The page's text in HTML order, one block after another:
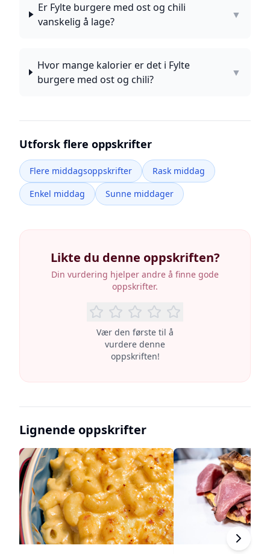
Er Fylte burgere med ost og chili
vanskelig å lage?
▼
Hvor mange kalorier er det i Fylte
burgere med ost og chili?
▼
Utforsk flere oppskrifter
Flere middagsoppskrifter
Rask middag
Enkel middag
Sunne middager
Likte du denne oppskriften?
Din vurdering hjelper andre å finne gode
oppskrifter.
Vær den første til å
vurdere denne
oppskriften!
Lignende oppskrifter